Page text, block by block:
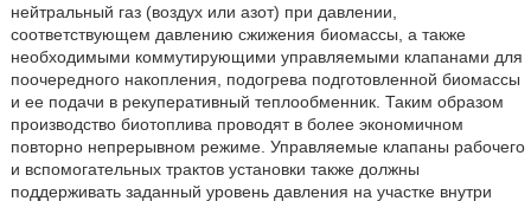
нейтральный газ (воздух или азот) при давлении,
соответствующем давлению сжижения биомассы, а также
необходимыми коммутирующими управляемыми клапанами для
поочередного накопления, подогрева подготовленной биомассы
и ее подачи в рекуперативный теплообменник. Таким образом
производство биотоплива проводят в более экономичном
повторно непрерывном режиме. Управляемые клапаны рабочего
и вспомогательных трактов установки также должны
поддерживать заданный уровень давления на участке внутри